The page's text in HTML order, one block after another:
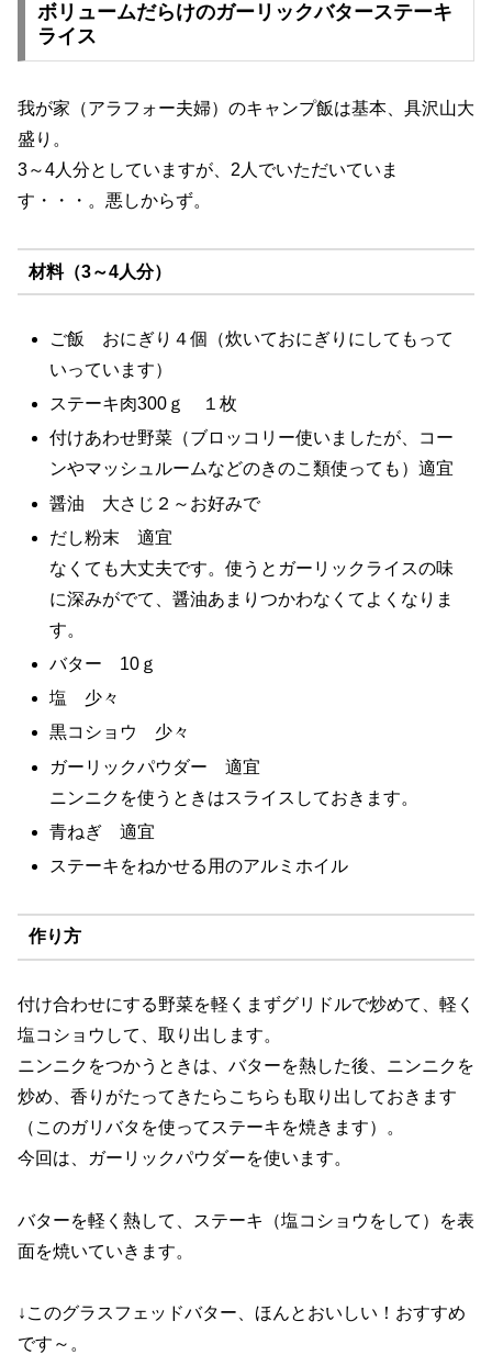
ボリュームだらけのガーリックバターステーキ
ライス
我が家（アラフォー夫婦）のキャンプ飯は基本、具沢山大
盛り。
3～4人分としていますが、2人でいただいていま
す・・・。悪しからず。
材料（3～4人分）
ご飯 おにぎり４個（炊いておにぎりにしてもって
いっています）
ステーキ肉300ｇ １枚
付けあわせ野菜（ブロッコリー使いましたが、コー
ンやマッシュルームなどのきのこ類使っても）適宜
醤油 大さじ２～お好みで
だし粉末 適宜
なくても大丈夫です。使うとガーリックライスの味
に深みがでて、醤油あまりつかわなくてよくなりま
す。
バター 10ｇ
塩 少々
黒コショウ 少々
ガーリックパウダー 適宜
ニンニクを使うときはスライスしておきます。
青ねぎ 適宜
ステーキをねかせる用のアルミホイル
作り方
付け合わせにする野菜を軽くまずグリドルで炒めて、軽く
塩コショウして、取り出します。
ニンニクをつかうときは、バターを熱した後、ニンニクを
炒め、香りがたってきたらこちらも取り出しておきます
（このガリバタを使ってステーキを焼きます）。
今回は、ガーリックパウダーを使います。
バターを軽く熱して、ステーキ（塩コショウをして）を表
面を焼いていきます。
↓このグラスフェッドバター、ほんとおいしい！おすすめ
です～。